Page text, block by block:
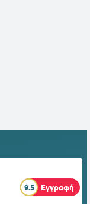
9.5 Εγγραφή